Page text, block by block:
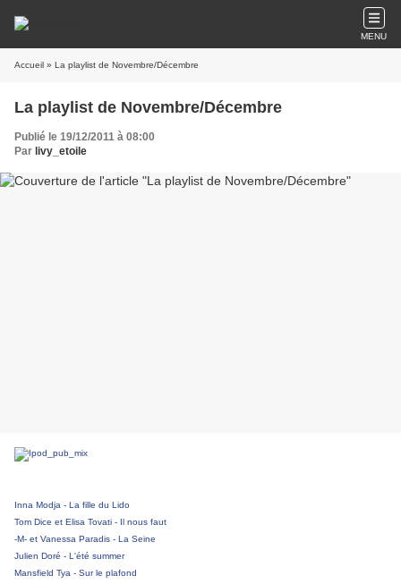
MENU
Accueil » La playlist de Novembre/Décembre
La playlist de Novembre/Décembre
Publié le 19/12/2011 à 08:00
Par livy_etoile
Inna Modja - La fille du Lido
Tom Dice et Elisa Tovati - Il nous faut
-M- et Vanessa Paradis - La Seine
Julien Doré - L'été summer
Mansfield Tya - Sur le plafond